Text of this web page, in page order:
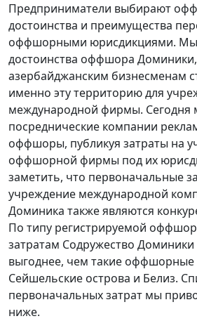
Предприниматели выбирают
достоинства и преимущества
оффшорными юрисдикциями.
достоинства оффшора
азербайджанским бизнесменам
именно эту территорию для
международной фирмы. Сегодня
посреднические компании
оффшоры, публикуя затраты на
оффшорной фирмы под их
заметить, что первоначальные
учреждение международной
Доминика также являются
По типу регистрируемой
затратам Содружество Доминики
выгоднее, чем такие оффшорные
Сейшельские острова и Белиз.
первоначальных затрат мы
ниже.